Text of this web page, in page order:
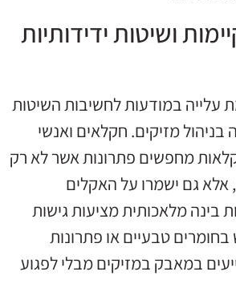
ושיטות ידידותיות
עלייה במודעות לחשיבות השיטות
בניהול מזיקים. חקלאים ואנשי
מחפשים פתרונות אשר לא רק
אלא גם ישמרו על האקלים
בינה מלאכותית מציעות גישות
טבעיים או פתרונות
במאבק במזיקים מבלי לפגוע